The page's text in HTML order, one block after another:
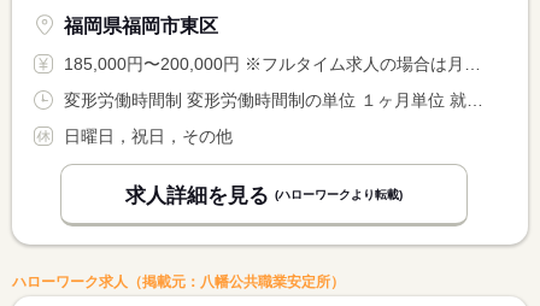
福岡県福岡市東区
185,000円〜200,000円 ※フルタイム求人の場合は月額（換算額）、パート求人の場合は時間額を表示しています。
日曜日，祝日，その他
求人詳細を見る (ハローワークより転載)
ハローワーク求人（掲載元：八幡公共職業安定所）